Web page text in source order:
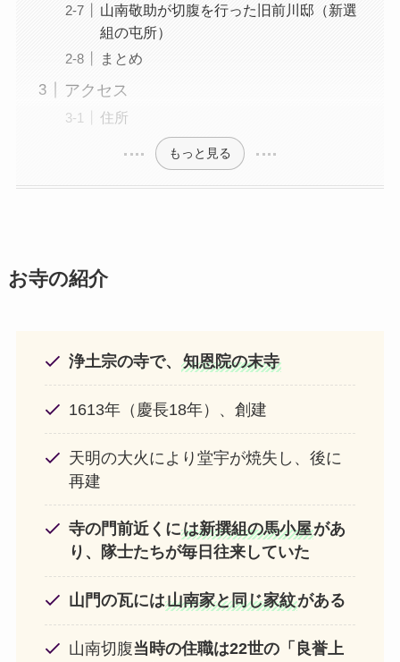
山南敬助が切腹を行った旧前川邸（新選
組の屯所）
まとめ
アクセス
住所
もっと見る
お寺の紹介
浄土宗の寺で、知恩院の末寺
1613年（慶長18年）、創建
天明の大火により堂宇が焼失し、後に
再建
寺の門前近くには新撰組の馬小屋があ
り、隊士たちが毎日往来していた
山門の瓦には山南家と同じ家紋がある
山南切腹当時の住職は22世の「良誉上